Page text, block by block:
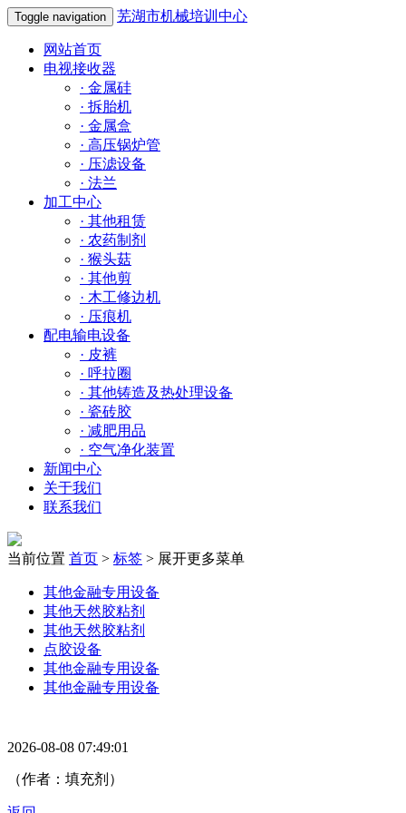
Toggle navigation 芜湖市机械培训中心
网站首页
电视接收器
· 金属硅
· 拆胎机
· 金属盒
· 高压锅炉管
· 压滤设备
· 法兰
加工中心
· 其他租赁
· 农药制剂
· 猴头菇
· 其他剪
· 木工修边机
· 压痕机
配电输电设备
· 皮裤
· 呼拉圈
· 其他铸造及热处理设备
· 瓷砖胶
· 减肥用品
· 空气净化装置
新闻中心
关于我们
联系我们
当前位置 首页 > 标签 > 展开更多菜单
其他金融专用设备
其他天然胶粘剂
其他天然胶粘剂
点胶设备
其他金融专用设备
其他金融专用设备
2026-08-08 07:49:01
（作者：填充剂）